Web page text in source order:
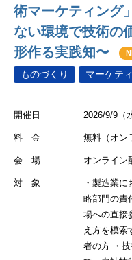
術マーケティング
ない環境で技術の
形作る実践知〜
ものづくり マーケテ
開催日 2026/9/9（
料 金 無料（オン
会 場 オンライン
対 象
・製造業
略部門の責
場への直接
え方を模索
者の方 ・